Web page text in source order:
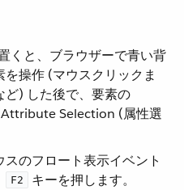
くと、ブラウザーで青い背
操作 (マウスクリックま
ど) した後で、要素の
Selection (属性選
のフロート表示イベント
F2 ​ キーを押します。